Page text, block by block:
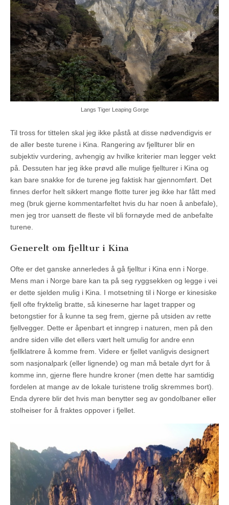
Langs Tiger Leaping Gorge
Til tross for tittelen skal jeg ikke påstå at disse nødvendigvis er
de aller beste turene i Kina. Rangering av fjellturer blir en
subjektiv vurdering, avhengig av hvilke kriterier man legger vekt
på. Dessuten har jeg ikke prøvd alle mulige fjellturer i Kina og
kan bare snakke for de turene jeg faktisk har gjennomført. Det
finnes derfor helt sikkert mange flotte turer jeg ikke har fått med
meg (bruk gjerne kommentarfeltet hvis du har noen å anbefale),
men jeg tror uansett de fleste vil bli fornøyde med de anbefalte
turene.
Generelt om fjelltur i Kina
Ofte er det ganske annerledes å gå fjelltur i Kina enn i Norge.
Mens man i Norge bare kan ta på seg ryggsekken og legge i vei
er dette sjelden mulig i Kina. I motsetning til i Norge er kinesiske
fjell ofte fryktelig bratte, så kineserne har laget trapper og
betongstier for å kunne ta seg frem, gjerne på utsiden av rette
fjellvegger. Dette er åpenbart et inngrep i naturen, men på den
andre siden ville det ellers vært helt umulig for andre enn
fjellklatrere å komme frem. Videre er fjellet vanligvis designert
som nasjonalpark (eller lignende) og man må betale dyrt for å
komme inn, gjerne flere hundre kroner (men dette har samtidig
fordelen at mange av de lokale turistene trolig skremmes bort).
Enda dyrere blir det hvis man benytter seg av gondolbaner eller
stolheiser for å fraktes oppover i fjellet.